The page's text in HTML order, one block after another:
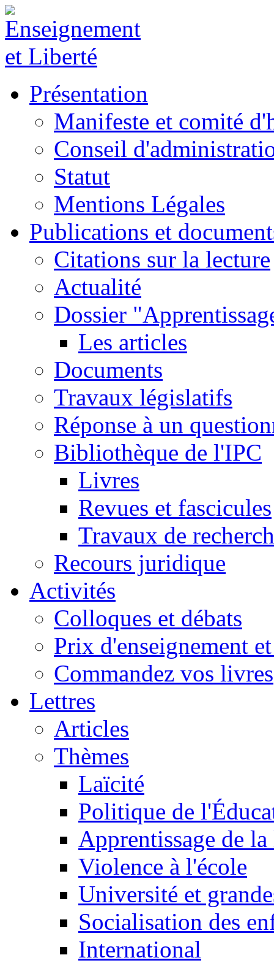
Présentation
Manifeste et comité
Conseil
Statut
Mentions Légales
Publications et
Citations sur la lecture
Actualité
Dossier
Les articles
Documents
Travaux législatifs
Réponse à un
Bibliothèque de l'IPC
Livres
Revues et fascicules
Travaux de
Recours juridique
Activités
Colloques et débats
Prix d'enseignement
Commandez vos livres
Lettres
Articles
Thèmes
Laïcité
Politique de
Apprentissage de
Violence à l'école
Université et
Socialisation des
International